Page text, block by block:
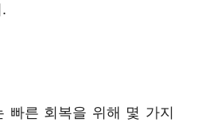
빠른 회복을 위해 몇 가지